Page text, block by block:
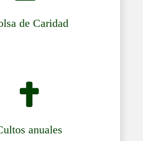
de Caridad

anuales